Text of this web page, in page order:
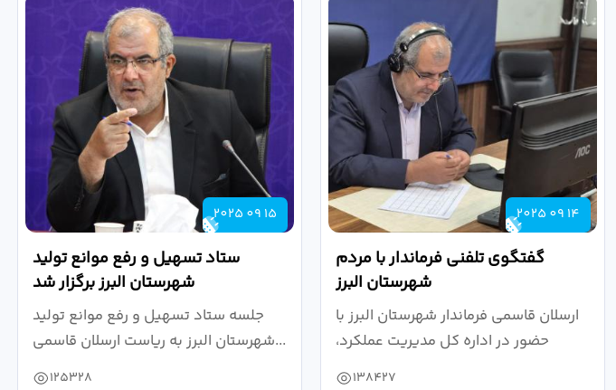
2025 09 15
ستاد تسهیل و رفع موانع تولید
شهرستان البرز برگزار شد
جلسه ستاد تسهیل و رفع موانع تولید
شهرستان البرز به ریاست ارسلان قاسمی...
125328
2025 09 14
گفتگوی تلفنی فرماندار با مردم
شهرستان البرز
ارسلان قاسمی فرماندار شهرستان البرز با
حضور در اداره کل مدیریت عملکرد،
بازرسی...
138427